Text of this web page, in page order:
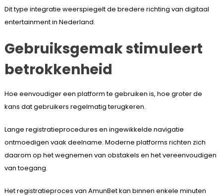
Dit type integratie weerspiegelt de bredere richting van digitaal
entertainment in Nederland.
Gebruiksgemak stimuleert
betrokkenheid
Hoe eenvoudiger een platform te gebruiken is, hoe groter de
kans dat gebruikers regelmatig terugkeren.
Lange registratieprocedures en ingewikkelde navigatie
ontmoedigen vaak deelname. Moderne platforms richten zich
daarom op het wegnemen van obstakels en het vereenvoudigen
van toegang.
Het registratieproces van AmunBet kan binnen enkele minuten